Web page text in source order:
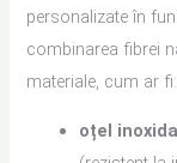
personalizate în
combinarea fibrei
materiale, cum ar fi:
oțel